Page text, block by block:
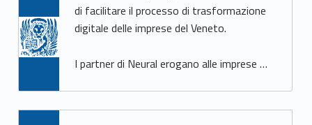
di facilitare il processo di trasformazione
digitale delle imprese del Veneto.
I partner di Neural erogano alle imprese …